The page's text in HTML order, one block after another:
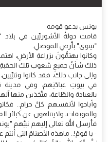
يونس يدعو قومه
قامت دولةُ الأشوريِّين في بلاد
"نينوى" بأرضِ الموصلِ.
وكانوا يهتمُّونَ بزراعةِ الأرضِ،
ذلك شأنُ جميعِ شعوب تلك الحقبةِ
وإلى جانب ذلك، فقد كانوا
في بيوتِ عبادّتِهم، وفي مدينة
بالعبادة والطّاعة، متّخذين منها
وأباحوا لأنفسهم كلَّ حرامِ..
والموبقات، ولايتناهون عن كبائر
فأرسل الله تعالى إليهم نبيَّهم
- يا قومُ!.. ماهذه الأصنامُ التي أنتم